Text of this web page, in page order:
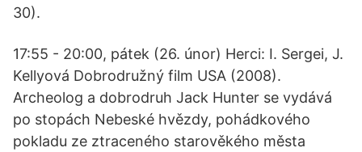
30).
17:55 - 20:00, pátek (26. únor) Herci: I. Sergei, J.
Kellyová Dobrodružný film USA (2008).
Archeolog a dobrodruh Jack Hunter se vydává
po stopách Nebeské hvězdy, pohádkového
pokladu ze ztraceného starověkého města